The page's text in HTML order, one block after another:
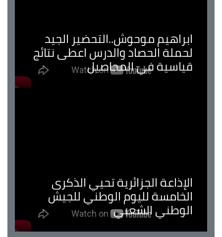
ابراهيم موحوش..التحضير الجيد
لحملة الحصاد والدرس اعطى نتائج
قياسية في المحاصيل
الإذاعة الجزائرية تحيي الذكرى
الخامسة لليوم الوطني للجيش
الوطني الشعبي